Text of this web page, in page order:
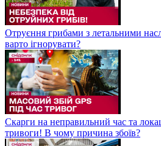
Отруєння грибами з летальними
варто ігнорувати?
Скарги на неправильний час та
тривоги! В чому причина збоїв?